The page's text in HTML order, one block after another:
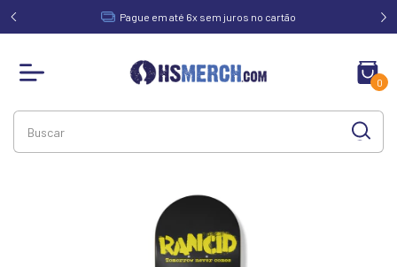
de Pague em até 6x sem juros no cartão
0